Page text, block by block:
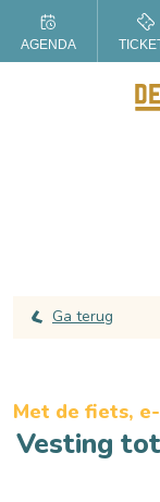
ZOMER IN DE
Ga terug
Met de fiets,
Vesting
AGENDA